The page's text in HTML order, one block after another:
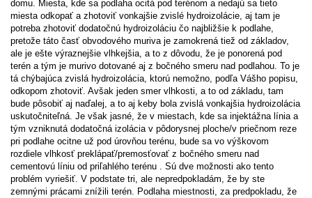
domu. Miesta, kde sa podlaha ocitá pod terénom a nedajú sa tieto
miesta odkopať a zhotoviť vonkajšie zvislé hydroizolácie, aj tam je
potreba zhotoviť dodatočnú hydroizoláciu čo najbližšie k podlahe,
pretože táto časť obvodového muriva je zamokrená tiež od základov,
ale je ešte výraznejšie vlhkejšia, a to z dôvodu, že je ponorená pod
terén a tým je murivo dotované aj z bočného smeru nad podlahou. To je
tá chýbajúca zvislá hydroizolácia, ktorú nemožno, podľa Vášho popisu,
odkopom zhotoviť. Avšak jeden smer vlhkosti, a to od základu, tam
bude pôsobiť aj naďalej, a to aj keby bola zvislá vonkajšia hydroizolácia
uskutočniteľná. Je však jasné, že v miestach, kde sa injektážna línia a
tým vzniknutá dodatočná izolácia v pôdorysnej ploche/v priečnom reze
pri podlahe ocitne už pod úrovňou terénu, bude sa vo výškovom
rozdiele vlhkosť preklápať/premosťovať z bočného smeru nad
cementovú líniu od priľahlého terénu . Sú dve možnosti ako tento
problém vyriešiť. V podstate tri, ale nepredpokladám, že by ste
zemnými prácami znížili terén. Podlaha miestnosti, za predpokladu, že